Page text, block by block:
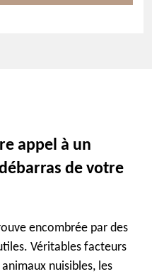
appel à un
de votre
encombrée par des
Véritables facteurs
nuisibles, les